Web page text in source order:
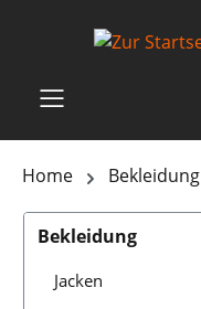
Home Bekleidung
Bekleidung
Jacken